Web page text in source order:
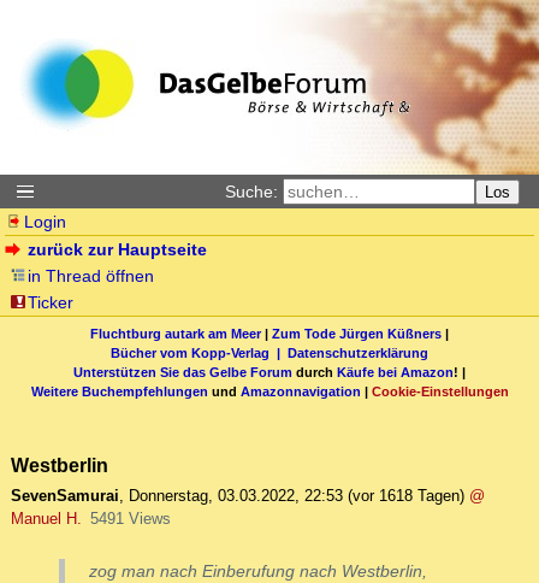
Suche: Los
Login
zurück zur Hauptseite
in Thread öffnen
Ticker
Fluchtburg autark am Meer| Zum Tode Jürgen Küßners |
Bücher vom Kopp-Verlag | Datenschutzerklärung
Unterstützen Sie das Gelbe Forum durch Käufe bei Amazon! |
Weitere Buchempfehlungen und Amazonnavigation | Cookie-Einstellungen
Westberlin
SevenSamurai, Donnerstag, 03.03.2022, 22:53 (vor 1618 Tagen) @
Manuel H. 5491 Views
zog man nach Einberufung nach Westberlin,